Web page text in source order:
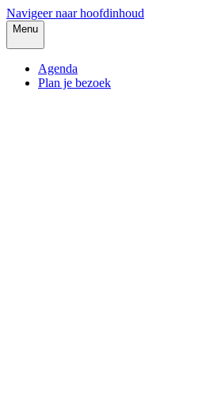
Navigeer naar hoofdinhoud
Menu
Agenda
Plan je bezoek